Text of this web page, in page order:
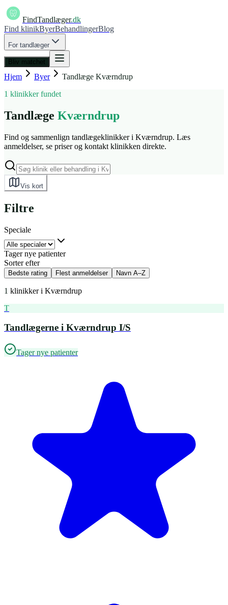
FindTandlæger.dk
Find klinikByerBehandlingerBlog
For tandlæger
Bliv matchet
Hjem Byer Tandlæge Kværndrup
1 klinikker fundet
Tandlæge Kværndrup
Find og sammenlign tandlægeklinikker i Kværndrup. Læs
anmeldelser, se priser og kontakt klinikken direkte.
Vis kort
Filtre
Speciale
Tager nye patienter
Sorter efter
Bedste rating Flest anmeldelser Navn A–Z
1 klinikker i Kværndrup
T
Tandlægerne i Kværndrup I/S
Tager nye patienter